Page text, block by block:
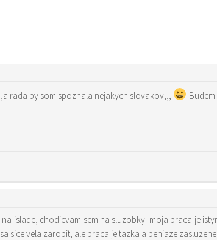
rada by som spoznala nejakych slovakov,,,
sice vela zarobit, ale praca je tazka a peniaze zasluzene